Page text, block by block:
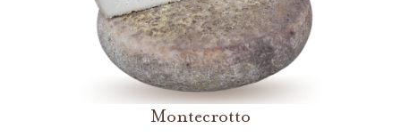
Montecrotto